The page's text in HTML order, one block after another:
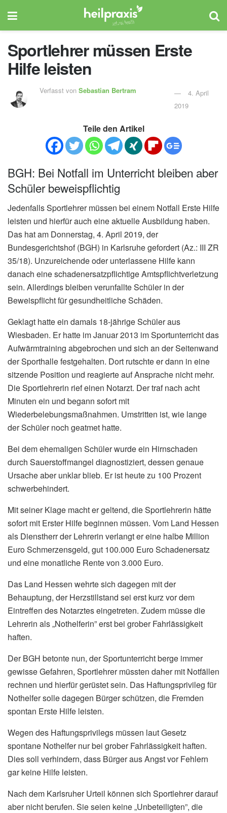
Sportlehrer müssen Erste
Hilfe leisten
Verfasst vonSebastian Bertram
4. April
2019
Teile den Artikel
BGH: Bei Notfall im Unterricht bleiben aber
Schüler beweispflichtig
Jedenfalls Sportlehrer müssen bei einem Notfall Erste Hilfe
leisten und hierfür auch eine aktuelle Ausbildung haben.
Das hat am Donnerstag, 4. April 2019, der
Bundesgerichtshof (BGH) in Karlsruhe gefordert (Az.: III ZR
35/18). Unzureichende oder unterlassene Hilfe kann
danach eine schadenersatzpflichtige Amtspflichtverletzung
sein. Allerdings bleiben verunfallte Schüler in der
Beweispflicht für gesundheitliche Schäden.
Geklagt hatte ein damals 18-jährige Schüler aus
Wiesbaden. Er hatte im Januar 2013 im Sportunterricht das
Aufwärmtraining abgebrochen und sich an der Seitenwand
der Sporthalle festgehalten. Dort rutschte er dann in eine
sitzende Position und reagierte auf Ansprache nicht mehr.
Die Sportlehrerin rief einen Notarzt. Der traf nach acht
Minuten ein und begann sofort mit
Wiederbelebungsmaßnahmen. Umstritten ist, wie lange
der Schüler noch geatmet hatte.
Bei dem ehemaligen Schüler wurde ein Hirnschaden
durch Sauerstoffmangel diagnostiziert, dessen genaue
Ursache aber unklar blieb. Er ist heute zu 100 Prozent
schwerbehindert.
Mit seiner Klage macht er geltend, die Sportlehrerin hätte
sofort mit Erster Hilfe beginnen müssen. Vom Land Hessen
als Dienstherr der Lehrerin verlangt er eine halbe Million
Euro Schmerzensgeld, gut 100.000 Euro Schadenersatz
und eine monatliche Rente von 3.000 Euro.
Das Land Hessen wehrte sich dagegen mit der
Behauptung, der Herzstillstand sei erst kurz vor dem
Eintreffen des Notarztes eingetreten. Zudem müsse die
Lehrerin als „Nothelferin” erst bei grober Fahrlässigkeit
haften.
Der BGH betonte nun, der Sportunterricht berge immer
gewisse Gefahren, Sportlehrer müssten daher mit Notfällen
rechnen und hierfür gerüstet sein. Das Haftungsprivileg für
Nothelfer solle dagegen Bürger schützen, die Fremden
spontan Erste Hilfe leisten.
Wegen des Haftungsprivilegs müssen laut Gesetz
spontane Nothelfer nur bei grober Fahrlässigkeit haften.
Dies soll verhindern, dass Bürger aus Angst vor Fehlern
gar keine Hilfe leisten.
Nach dem Karlsruher Urteil können sich Sportlehrer darauf
aber nicht berufen. Sie seien keine „Unbeteiligten”, die